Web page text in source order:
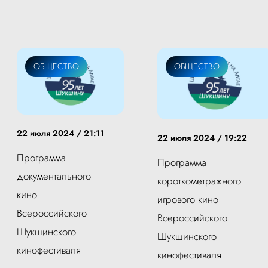
ОБЩЕСТВО
22 июля 2024 / 21:11
Программа
документального
кино
Всероссийского
Шукшинского
кинофестиваля
ОБЩЕСТВО
22 июля 2024 / 19:22
Программа
короткометражного
игрового кино
Всероссийского
Шукшинского
кинофестиваля